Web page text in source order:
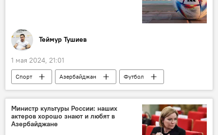
Теймур Тушиев
1 мая 2024, 21:01
Спорт Азербайджан
Футбол
Чемпионат Европы
УЕФА
ЕВРО-2024
Министр культуры России: наших
актеров хорошо знают и любят в
Азербайджане